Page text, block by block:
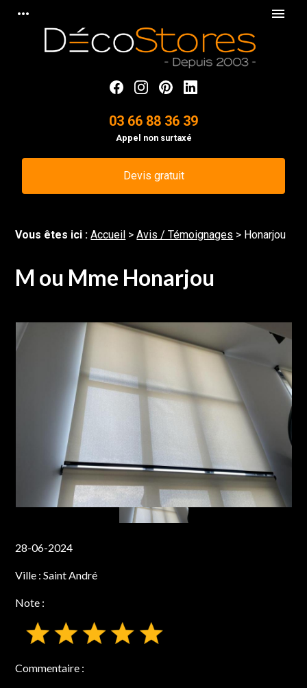
more_horiz menu
03 66 88 36 39
Appel non surtaxé
Devis gratuit
Vous êtes ici :Accueil >Avis / Témoignages > Honarjou
M ou Mme Honarjou
28-06-2024
Ville :Saint André
Note :
Commentaire :